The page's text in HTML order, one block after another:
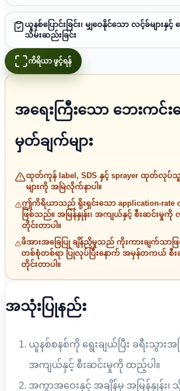
ယူနစ်ပြောင်းခြင်း၊ မျှဝေနိုင်သော လင့်ခ်များနှင့်
သိမ်းဆည်းခြင်း
ကိရိယာ ဖွင့်ရန်
အရေးကြီးသော ဘေးကင်း
မှတ်ချက်များ
ထုတ်ကုန် label, SDS နှင့် sprayer ထုတ်လုပ်
များကို အမြဲလိုက်နာပါ။
ဤကိရိယာသည် ရိုးရှင်းသော application-rate
ဖြစ်သည်။ အမြန်နှုန်း၊ အကျယ်နှင့် စီးဆင်းမှု
တိုင်းတာပါ။
ဖိအားအခြေပြု ချိန်ညှိမှုသည် ကိုးကားချက်သာဖ
တစ်စုံတစ်ရာ ပြုလုပ်ပြီးနောက် အမှန်တကယ် စီ
တိုင်းတာပါ။
အသုံးပြုနည်း
ယူနစ်စနစ်ကို ရွေးချယ်ပြီး ခရီးသွားအမ
အကျယ်နှင့် စီးဆင်းမှုကို ထည့်ပါ။
အကွာအဝေးနှင့် အချိန်မှ အမြန်နှုန်း